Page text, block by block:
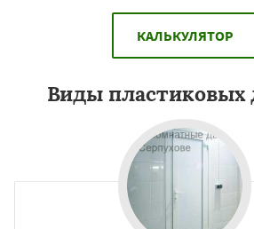
КАЛЬКУЛЯТОР
Виды пластиковых